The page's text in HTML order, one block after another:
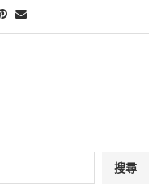
搜尋